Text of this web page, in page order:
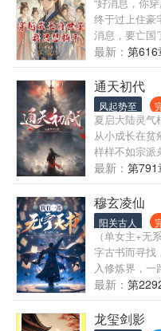
资产，美女为
劫难逃。 一
生生物集结而
明火种，大战
魔头，冥鬼妖
待的都市题材
终于过上住豪
消息，要亡国
穿越你告诉我
你修炼” “什
有人盯上你的
你一点活路都
的是一位美女
身犬的身份了
且她要杀你
最新： 第616
通天初代
风起势至
夏启大陆灵气
从小成长在贫
样样不如宗派
他在须弥山秘
共，凤女一直
弥山，里边有
什么玩意都能
风女无数的惊
神火大陆崭露
团。
最新： 第791
穆玄凌仙
阳关古人
（单女主+无
字古书而寻找
入修炼界，一
又如同泡影的
处不在，冲破
最新： 第
龙玺剑影